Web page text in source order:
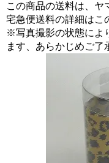
この商品の送料は、ヤ
宅急便送料の詳細はこ
※写真撮影の状態によ
ます、あらかじめご了